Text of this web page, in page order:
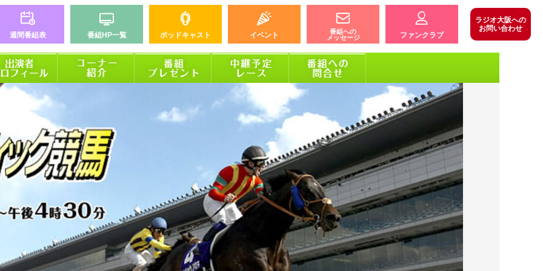
週間番組表 番組HP一覧 ポッドキャスト イベント
番組への
メッセージ
ファンクラブ
ラジオ大阪への
お問い合わせ